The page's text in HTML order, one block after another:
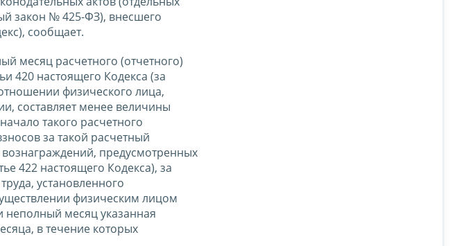
закон № 425-ФЗ), внесшего
сообщает.
месяц расчетного (отчетного)
420 настоящего Кодекса (за
физического лица,
составляет менее величины
такого расчетного
за такой расчетный
предусмотренных
422 настоящего Кодекса), за
установленного
физическим лицом
месяц указанная
в течение которых